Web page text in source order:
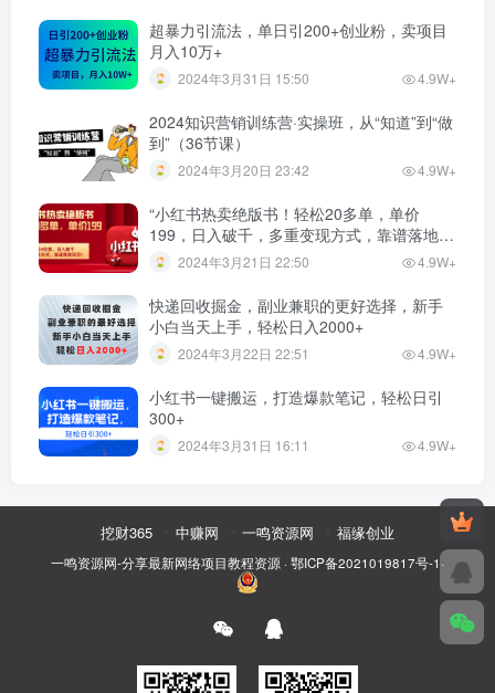
超暴力引流法，单日引200+创业粉，卖项目
月入10万+
2024年3月31日 15:50 4.9W+
2024知识营销训练营·实操班，从“知道”到“做
到”（36节课）
2024年3月20日 23:42 4.9W+
“小红书热卖绝版书！轻松20多单，单价
199，日入破千，多重变现方式，靠谱落地项
目！”2024年3月21日 22:50 4.9W+
快递回收掘金，副业兼职的更好选择，新手
小白当天上手，轻松日入2000+
2024年3月22日 22:51 4.9W+
小红书一键搬运，打造爆款笔记，轻松日引
300+
2024年3月31日 16:11 4.9W+
挖财365 中赚网 一鸣资源网 福缘创业
一鸣资源网-分享最新网络项目教程资源 · 鄂ICP备2021019817号-1 ·